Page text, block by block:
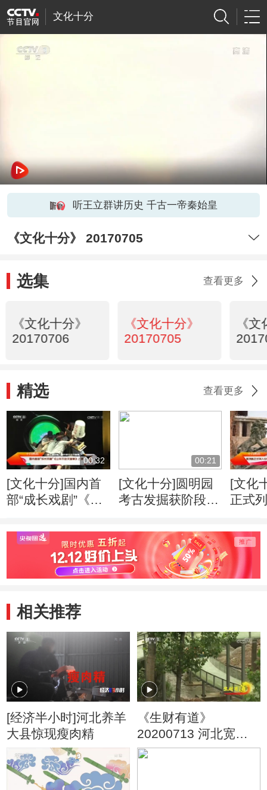
文化十分
听王立群讲历史 千古一帝秦始皇
《文化十分》 20170705
选集 查看更多
《文化十分》
20170706
《文化十分》
20170705
《
精选 查看更多
00:32
[文化十分]国内首
部“成长戏剧”《山
演
00:21
[文化十分]圆明园
考古发掘获阶段性
万余件
[文化
正式
产总
相关推荐
[经济半小时]河北养羊
大县惊现瘦肉精
《生财有道》
20200713 河北宽
城：夏日旅游忙 山水